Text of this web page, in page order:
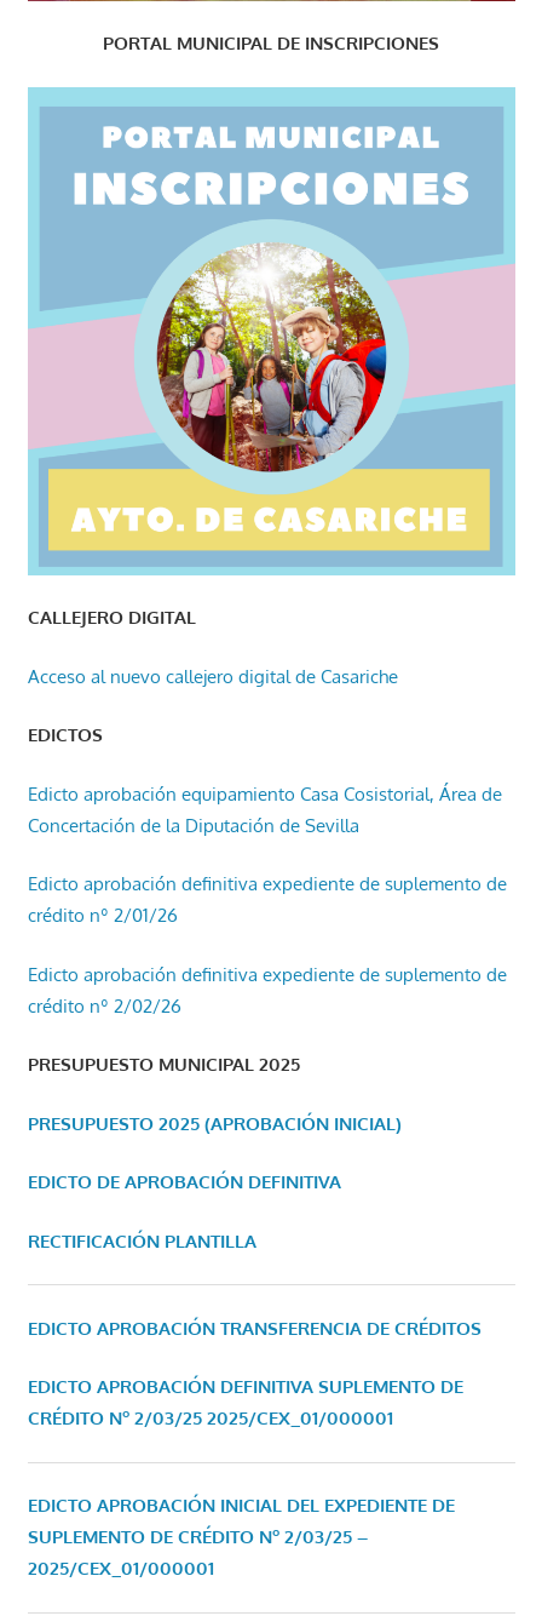
PORTAL MUNICIPAL DE INSCRIPCIONES
CALLEJERO DIGITAL
Acceso al nuevo callejero digital de Casariche
EDICTOS
Edicto aprobación equipamiento Casa Cosistorial, Área de
Concertación de la Diputación de Sevilla
Edicto aprobación definitiva expediente de suplemento de
crédito nº 2/01/26
Edicto aprobación definitiva expediente de suplemento de
crédito nº 2/02/26
PRESUPUESTO MUNICIPAL 2025
PRESUPUESTO 2025 (APROBACIÓN INICIAL)
EDICTO DE APROBACIÓN DEFINITIVA
RECTIFICACIÓN PLANTILLA
EDICTO APROBACIÓN TRANSFERENCIA DE CRÉDITOS
EDICTO APROBACIÓN DEFINITIVA SUPLEMENTO DE
CRÉDITO Nº 2/03/25 2025/CEX_01/000001
EDICTO APROBACIÓN INICIAL DEL EXPEDIENTE DE
SUPLEMENTO DE CRÉDITO Nº 2/03/25 –
2025/CEX_01/000001